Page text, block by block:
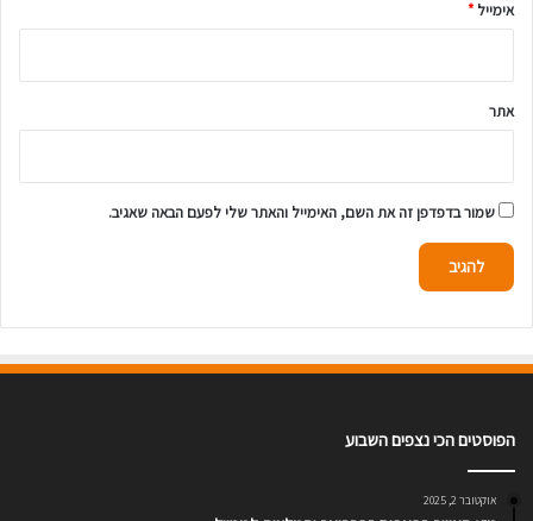
אימייל *
אתר
שמור בדפדפן זה את השם, האימייל והאתר שלי לפעם הבאה שאגיב.
הפוסטים הכי נצפים השבוע
אוקטובר 2, 2025